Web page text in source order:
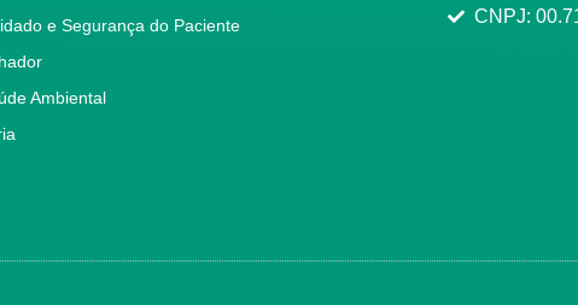
e Segurança do Paciente
Ambiental
CNPJ: